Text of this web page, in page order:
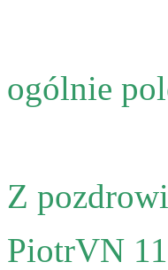
ogólnie
Z
PiotrVN